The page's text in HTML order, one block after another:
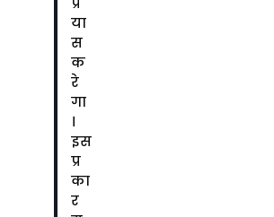
या
स
क
रे
गा
।
इस
प्र
का
र